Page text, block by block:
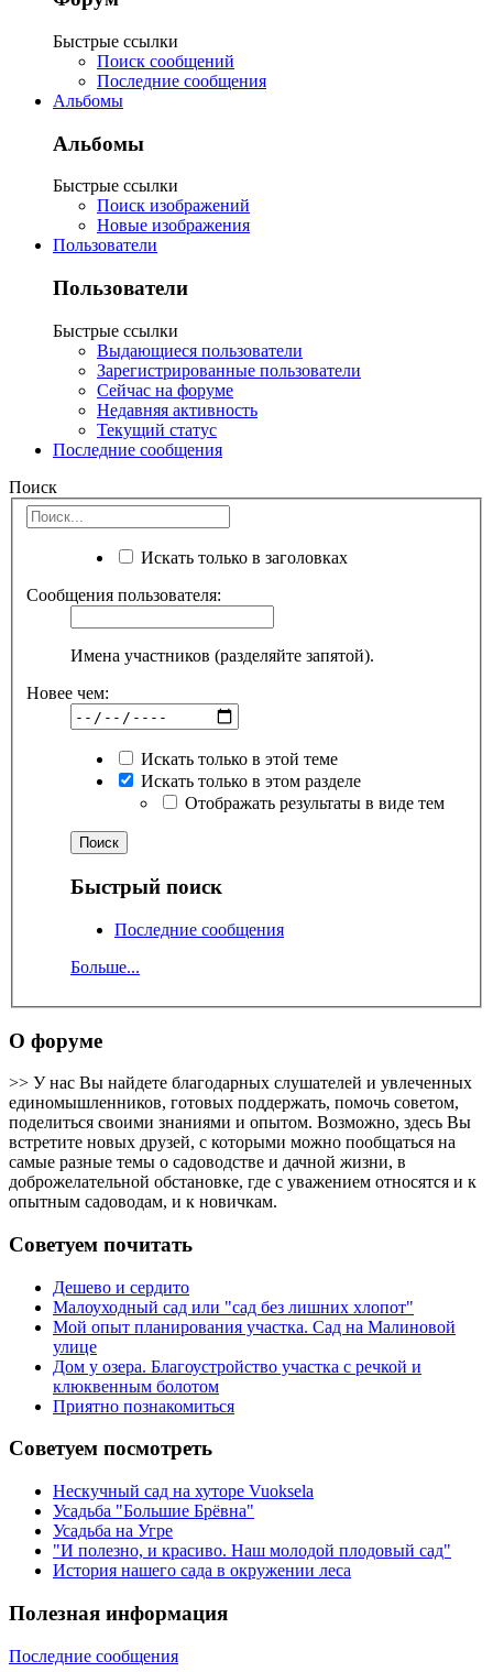
Быстрые ссылки
Поиск сообщений
Последние сообщения
Альбомы
Альбомы
Быстрые ссылки
Поиск изображений
Новые изображения
Пользователи
Пользователи
Быстрые ссылки
Выдающиеся пользователи
Зарегистрированные пользователи
Сейчас на форуме
Недавняя активность
Текущий статус
Последние сообщения
Поиск
Искать только в заголовках
Сообщения пользователя:
Имена участников (разделяйте запятой).
Новее чем:
Искать только в этой теме
Искать только в этом разделе
Отображать результаты в виде тем
Быстрый поиск
Последние сообщения
Больше...
О форуме
>> У нас Вы найдете благодарных слушателей и увлеченных
единомышленников, готовых поддержать, помочь советом,
поделиться своими знаниями и опытом. Возможно, здесь Вы
встретите новых друзей, с которыми можно пообщаться на
самые разные темы о садоводстве и дачной жизни, в
доброжелательной обстановке, где с уважением относятся и к
опытным садоводам, и к новичкам.
Советуем почитать
Дешево и сердито
Малоуходный сад или "сад без лишних хлопот"
Мой опыт планирования участка. Сад на Малиновой
улице
Дом у озера. Благоустройство участка с речкой и
клюквенным болотом
Приятно познакомиться
Советуем посмотреть
Нескучный сад на хуторе Vuoksela
Усадьба "Большие Брёвна"
Усадьба на Угре
"И полезно, и красиво. Наш молодой плодовый сад"
История нашего сада в окружении леса
Полезная информация
Последние сообщения